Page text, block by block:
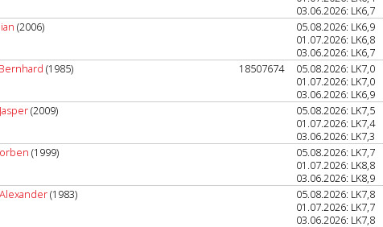
03.06.2026: LK6,7
(2006)
05.08.2026: LK6,9
01.07.2026: LK6,8
03.06.2026: LK6,7
(1985) 18507674
05.08.2026: LK7,0
01.07.2026: LK7,0
03.06.2026: LK6,9
(2009)
05.08.2026: LK7,5
01.07.2026: LK7,4
03.06.2026: LK7,3
(1999)
05.08.2026: LK7,7
01.07.2026: LK8,8
03.06.2026: LK8,9
(1983)
05.08.2026: LK7,8
01.07.2026: LK7,7
03.06.2026: LK7,8